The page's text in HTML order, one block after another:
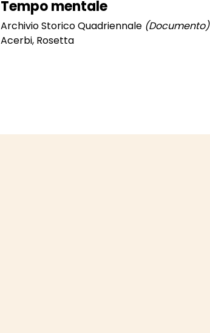
Tempo mentale
Archivio Storico Quadriennale (Documento)
Acerbi, Rosetta